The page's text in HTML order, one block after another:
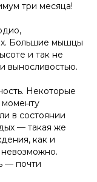
три месяца!
Большие мышцы
и так не
выносливостью.
Некоторые
моменту
в состоянии
— такая же
как и
— почти